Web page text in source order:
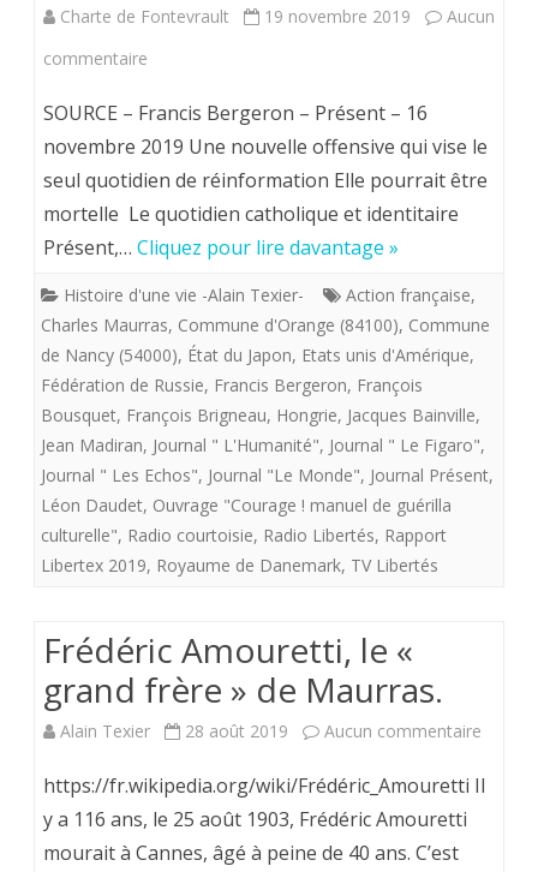
Charte de Fontevrault 19 novembre 2019
Aucun
commentaire
grand
classique
;
d'un
libre
journal.
PRESENT
des
aux
quotidiens
d’information
et
générale.
SOURCE – Francis Bergeron – Présent – 16
novembre 2019 Une nouvelle offensive qui vise le
seul quotidien de réinformation Elle pourrait être
mortelle Le quotidien catholique et identitaire
Présent,… Cliquez pour lire davantage »
Histoire d'une vie -Alain Texier- Action française,
Charles Maurras, Commune d'Orange (84100), Commune
de Nancy (54000), État du Japon, Etats unis d'Amérique,
Fédération de Russie, Francis Bergeron, François
Bousquet, François Brigneau, Hongrie, Jacques Bainville,
Jean Madiran, Journal " L'Humanité", Journal " Le Figaro",
Journal " Les Echos", Journal "Le Monde", Journal Présent,
Léon Daudet, Ouvrage "Courage ! manuel de guérilla
culturelle", Radio courtoisie, Radio Libertés, Rapport
Libertex 2019, Royaume de Danemark, TV Libertés
Frédéric Amouretti, le «
grand frère » de Maurras.
Alain Texier 28 août 2019 Aucun commentaire
https://fr.wikipedia.org/wiki/Frédéric_Amouretti Il
y a 116 ans, le 25 août 1903, Frédéric Amouretti
mourait à Cannes, âgé à peine de 40 ans. Cʼest